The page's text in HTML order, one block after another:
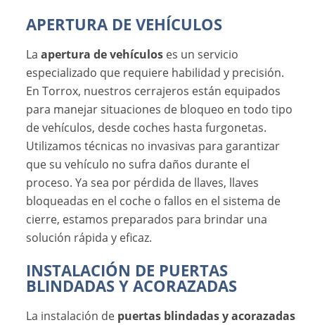
APERTURA DE VEHÍCULOS
Laapertura de vehículos es un servicio
especializado que requiere habilidad y precisión.
En Torrox, nuestros cerrajeros están equipados
para manejar situaciones de bloqueo en todo tipo
de vehículos, desde coches hasta furgonetas.
Utilizamos técnicas no invasivas para garantizar
que su vehículo no sufra daños durante el
proceso. Ya sea por pérdida de llaves, llaves
bloqueadas en el coche o fallos en el sistema de
cierre, estamos preparados para brindar una
solución rápida y eficaz.
INSTALACIÓN DE PUERTAS
BLINDADAS Y ACORAZADAS
La instalación de puertas blindadas y acorazadas